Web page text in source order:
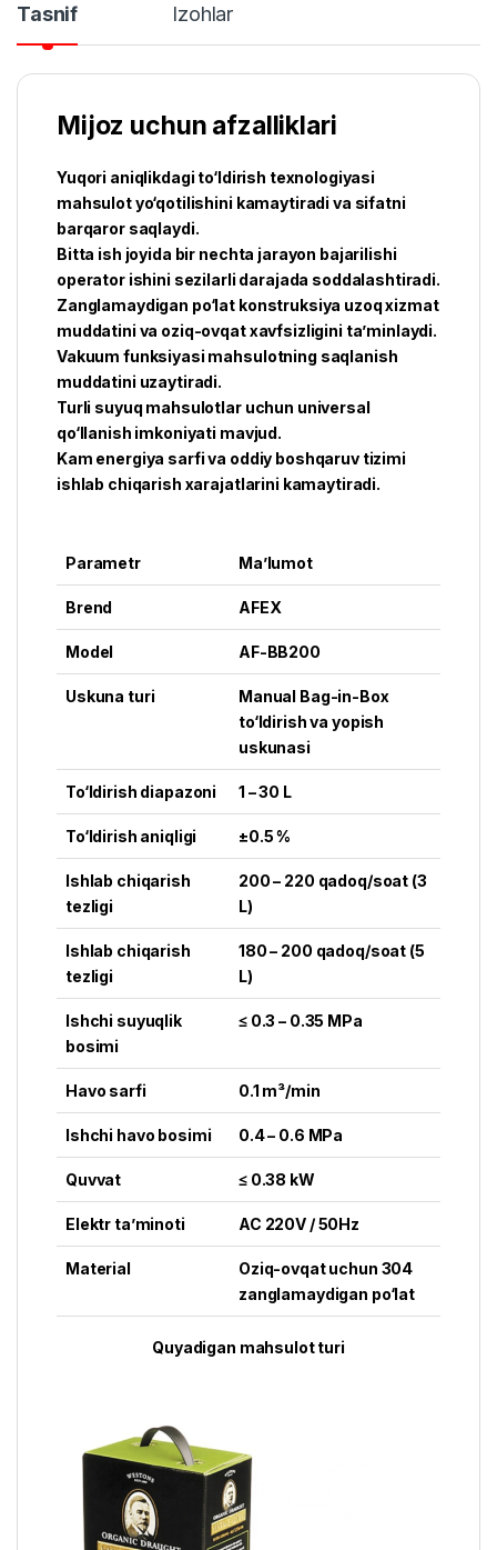
Tasnif Izohlar
Mijoz uchun afzalliklari
Yuqori aniqlikdagi to‘ldirish texnologiyasi
mahsulot yo‘qotilishini kamaytiradi va sifatni
barqaror saqlaydi.
Bitta ish joyida bir nechta jarayon bajarilishi
operator ishini sezilarli darajada soddalashtiradi.
Zanglamaydigan po‘lat konstruksiya uzoq xizmat
muddatini va oziq-ovqat xavfsizligini ta’minlaydi.
Vakuum funksiyasi mahsulotning saqlanish
muddatini uzaytiradi.
Turli suyuq mahsulotlar uchun universal
qo‘llanish imkoniyati mavjud.
Kam energiya sarfi va oddiy boshqaruv tizimi
ishlab chiqarish xarajatlarini kamaytiradi.
Parametr Ma’lumot
Brend AFEX
Model AF-BB200
Uskuna turi
Manual Bag-in-Box
to‘ldirish va yopish
uskunasi
To‘ldirish diapazoni 1 – 30 L
To‘ldirish aniqligi ±0.5 %
Ishlab chiqarish
tezligi
200 – 220 qadoq/soat (3
L)
Ishlab chiqarish
tezligi
180 – 200 qadoq/soat (5
L)
Ishchi suyuqlik
bosimi
≤ 0.3 – 0.35 MPa
Havo sarfi 0.1 m³/min
Ishchi havo bosimi 0.4 – 0.6 MPa
Quvvat ≤ 0.38 kW
Elektr ta’minoti AC 220V / 50Hz
Material
Oziq-ovqat uchun 304
zanglamaydigan po‘lat
Quyadigan mahsulot turi